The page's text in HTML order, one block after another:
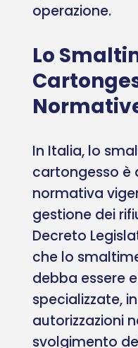
operazione.
Lo
In Italia, lo
cartongesso è
normativa
gestione dei
Decreto
che lo
debba essere
specializzate,
autorizzazioni
svolgimento